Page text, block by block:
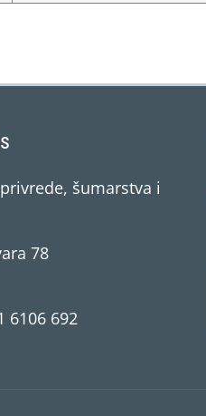
šumarstva i
78
6106 692